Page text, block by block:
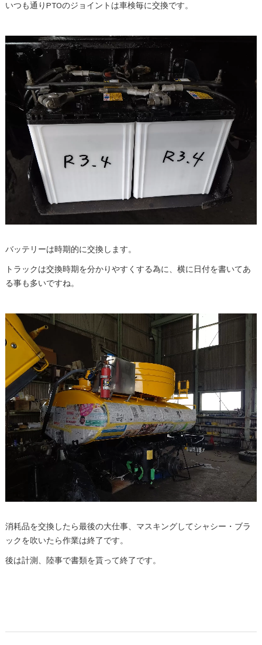
いつも通りPTOのジョイントは車検毎に交換です。
バッテリーは時期的に交換します。
トラックは交換時期を分かりやすくする為に、横に日付を書いてあ
る事も多いですね。
消耗品を交換したら最後の大仕事、マスキングしてシャシー・ブラ
ックを吹いたら作業は終了です。
後は計測、陸事で書類を貰って終了です。